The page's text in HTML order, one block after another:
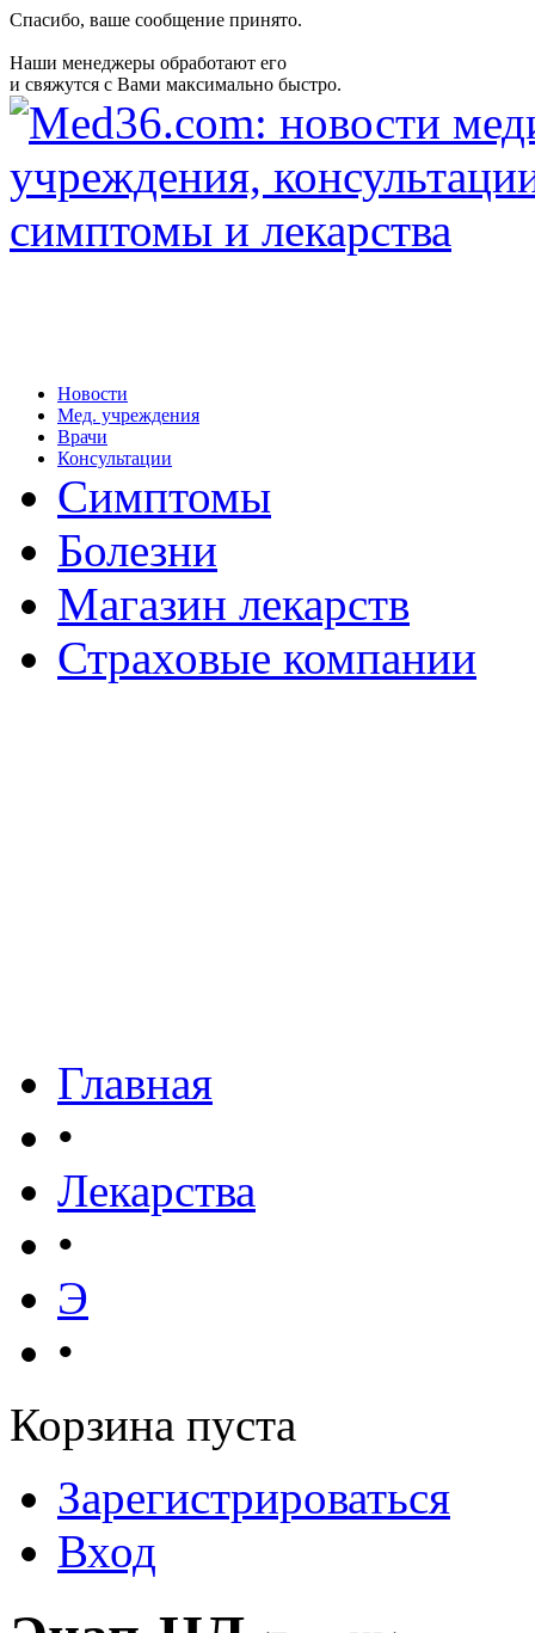
Спасибо, ваше сообщение принято.
Наши менеджеры обработают его
и свяжутся с Вами максимально быстро.
Новости
Мед. учреждения
Врачи
Консультации
Симптомы
Болезни
Магазин лекарств
Страховые компании
Главная
•
Лекарства
•
Э
•
Корзина пуста
Зарегистрироваться
Вход